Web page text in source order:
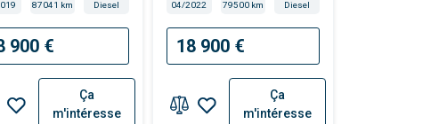
87041 km Diesel
900 €
Ça
m'intéresse
04/2022 79500 km Diesel
18 900 €
Ça
m'intéresse